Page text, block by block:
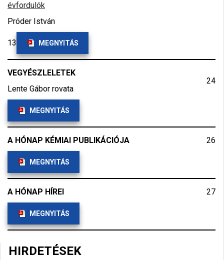
évfordulók
Próder István
13 MEGNYITÁS
VEGYÉSZLELETEK
Lente Gábor rovata
24
MEGNYITÁS
A HÓNAP KÉMIAI PUBLIKÁCIÓJA 26
MEGNYITÁS
A HÓNAP HÍREI 27
MEGNYITÁS
HIRDETÉSEK